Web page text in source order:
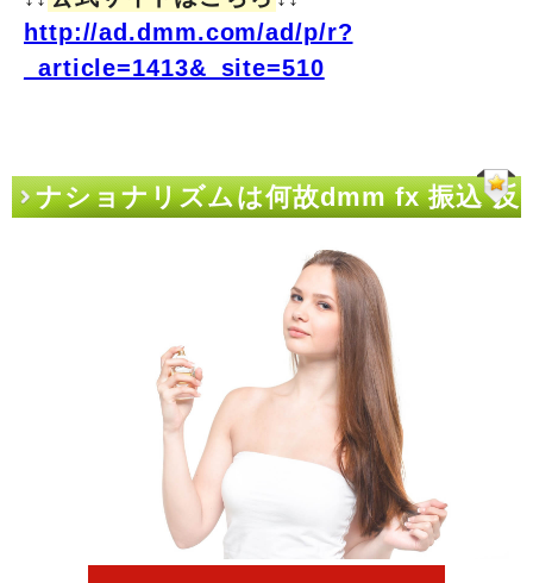
http://ad.dmm.com/ad/p/r?
_article=1413&_site=510
ナショナリズムは何故dmm fx 振込 反